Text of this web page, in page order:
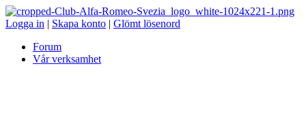
Logga in | Skapa konto | Glömt lösenord
Forum
Vår verksamhet